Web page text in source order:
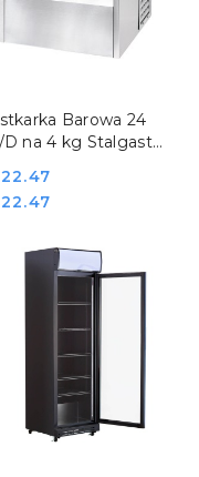
Barowa 24
na 4 kg Stalgast
DO KOSZYKA